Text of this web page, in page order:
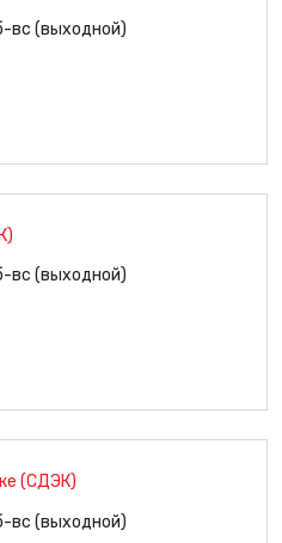
вс (выходной)
вс (выходной)
(СДЭК)
вс (выходной)